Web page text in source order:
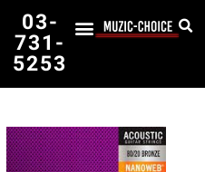
03-
731-
5253